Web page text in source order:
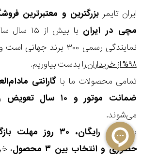
ایران تایمر بزرگترین و معتبرترین
مچی در ایران
با بیش
نمایندگی رسمی ۳۰۰ برند جهانی است و توانسته ایم
۹۸% از خریداران
را بدست بیاوریم.
تمامی محصولات ما با
ضمانت موتور و ۱۰ سال تعویض رایگان باتری
می‌شوند.
با
ارسال رایگان، ۳۰
حضوری و انتخاب بین ۳ محصول
،